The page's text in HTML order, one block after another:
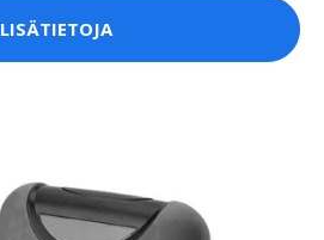
LISÄTIETOJA